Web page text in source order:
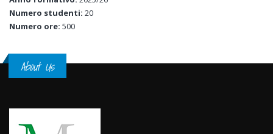
Numero studenti: 20
Numero ore: 500
About Us